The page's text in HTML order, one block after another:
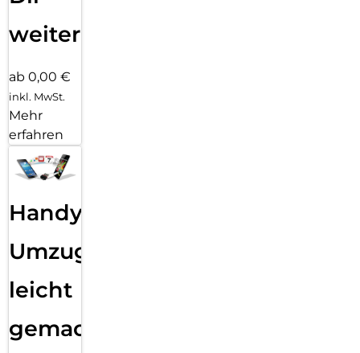
weiter
ab 0,00 €
inkl. MwSt.
Mehr
erfahren
Handy
Umzug
leicht
gemacht!